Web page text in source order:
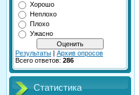
Хорошо
Неплохо
Плохо
Ужасно
Результаты | Архив опросов
Всего ответов: 286
Статистика